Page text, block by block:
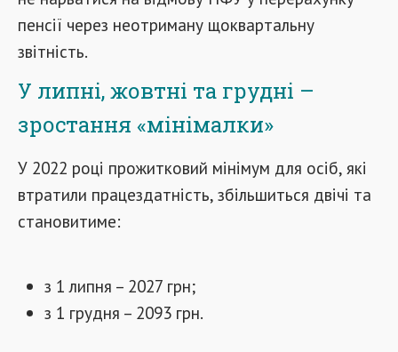
пенсії через неотриману щоквартальну
звітність.
У липні, жовтні та грудні –
зростання «мінімалки»
У 2022 році прожитковий мінімум для осіб, які
втратили працездатність, збільшиться двічі та
становитиме:
з 1 липня – 2027 грн;
з 1 грудня – 2093 грн.